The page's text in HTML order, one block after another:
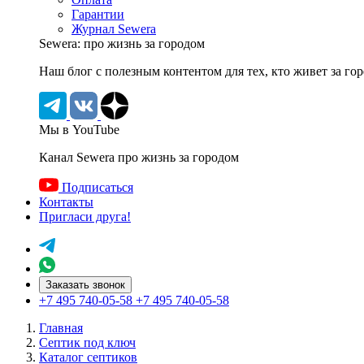
Гарантии
Журнал Sewera
Sewera: про жизнь за городом
Наш блог c полезным контентом для тех, кто живет за
Мы в YouTube
Канал Sewera про жизнь за городом
Подписаться
Контакты
Пригласи друга!
Заказать звонок
+7 495 740-05-58 +7 495 740-05-58
Главная
Септик под ключ
Каталог септиков